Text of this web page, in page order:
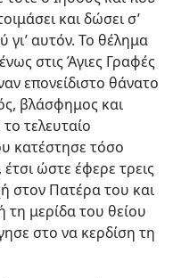
και δώσει σ’
αυτόν. Το θέλημα
στις Άγιες Γραφές
επονείδιστο θάνατο
βλάσφημος και
τελευταίο
κατέστησε τόσο
ώστε έφερε τρεις
στον Πατέρα του και
τη μερίδα του θείου
στο να κερδίση τη